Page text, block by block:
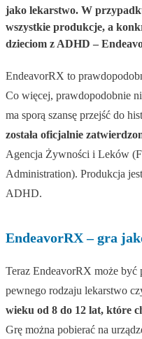
jako lekarstwo. W
wszystkie produkcje, a
dzieciom z ADHD –
EndeavorRX to
Co więcej, prawdopodobnie
ma sporą szansę przejść do
została oficjalnie
Agencja Żywności i Leków
Administration). Produkcja
ADHD.
EndeavorRX – gra
Teraz EndeavorRX może być
pewnego rodzaju lekarstwo
wieku od 8 do 12 lat, które
Grę można pobierać na